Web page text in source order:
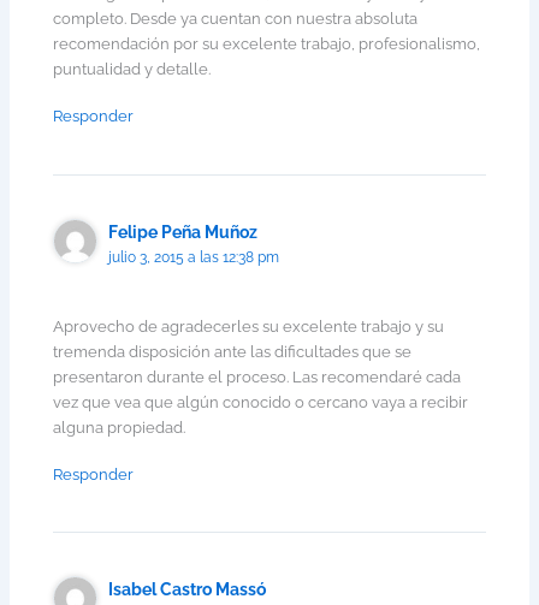
completo. Desde ya cuentan con nuestra absoluta
recomendación por su excelente trabajo, profesionalismo,
puntualidad y detalle.
Responder
Felipe Peña Muñoz
julio 3, 2015 a las 12:38 pm
Aprovecho de agradecerles su excelente trabajo y su
tremenda disposición ante las dificultades que se
presentaron durante el proceso. Las recomendaré cada
vez que vea que algún conocido o cercano vaya a recibir
alguna propiedad.
Responder
Isabel Castro Massó